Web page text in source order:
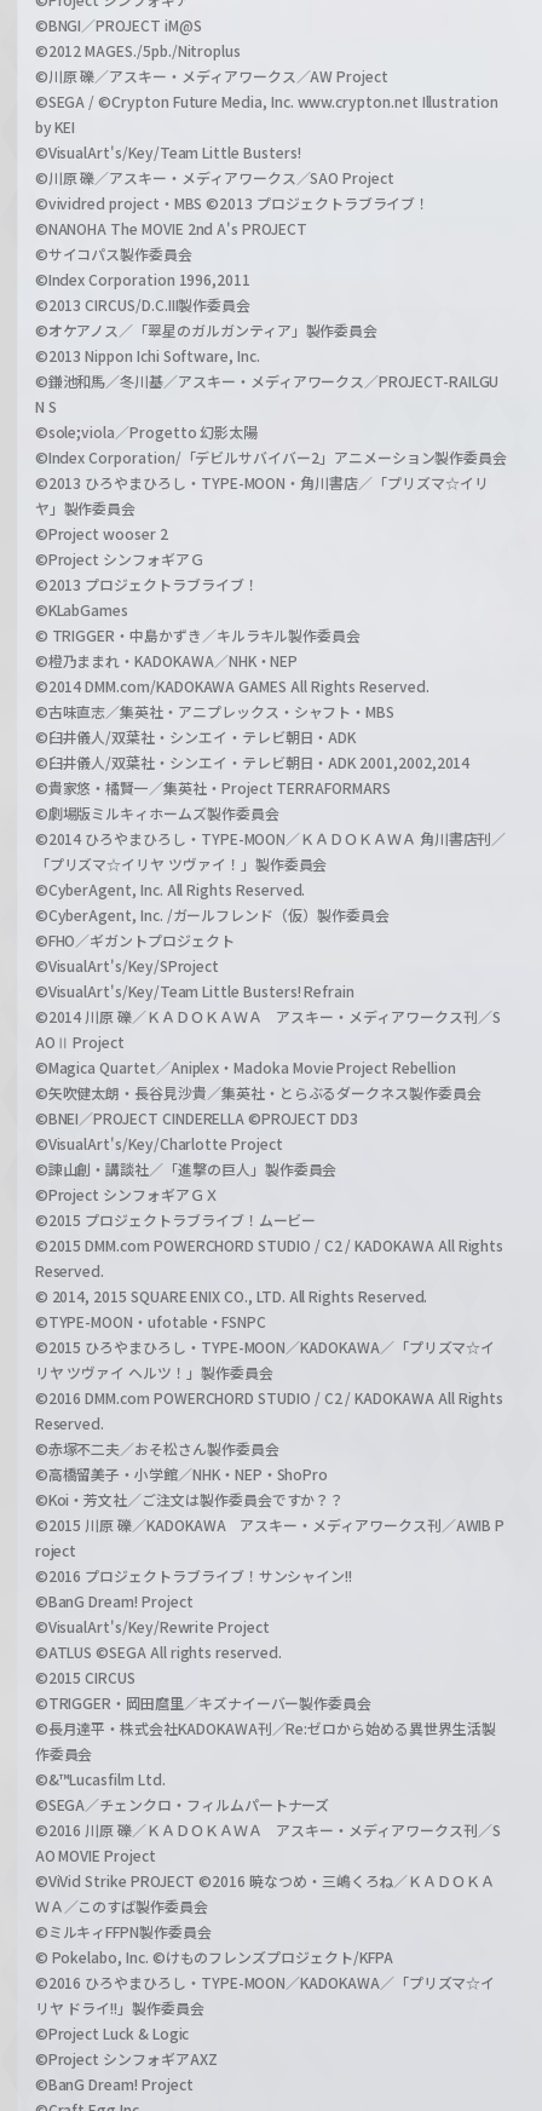
©BNGI／PROJECT iM@S
©2012 MAGES./5pb./Nitroplus
©川原 礫／アスキー・メディアワークス／AW Project
©SEGA / ©Crypton Future Media, Inc. www.crypton.net Illustration
by KEI
©VisualArt's/Key/Team Little Busters!
©川原 礫／アスキー・メディアワークス／SAO Project
©vividred project・MBS ©2013 プロジェクトラブライブ！
©NANOHA The MOVIE 2nd A's PROJECT
©サイコパス製作委員会
©Index Corporation 1996,2011
©2013 CIRCUS/D.C.III製作委員会
©オケアノス／「翠星のガルガンティア」製作委員会
©2013 Nippon Ichi Software, Inc.
©鎌池和馬／冬川基／アスキー・メディアワークス／PROJECT-RAILGU
N S
©sole;viola／Progetto 幻影太陽
©Index Corporation/「デビルサバイバー2」アニメーション製作委員会
©2013 ひろやまひろし・TYPE-MOON・角川書店／「プリズマ☆イリ
ヤ」製作委員会
©Project wooser 2
©Project シンフォギアＧ
©2013 プロジェクトラブライブ！
©KLabGames
© TRIGGER・中島かずき／キルラキル製作委員会
©橙乃ままれ・KADOKAWA／NHK・NEP
©2014 DMM.com/KADOKAWA GAMES All Rights Reserved.
©古味直志／集英社・アニプレックス・シャフト・MBS
©臼井儀人/双葉社・シンエイ・テレビ朝日・ADK
©臼井儀人/双葉社・シンエイ・テレビ朝日・ADK 2001,2002,2014
©貴家悠・橘賢一／集英社・Project TERRAFORMARS
©劇場版ミルキィホームズ製作委員会
©2014 ひろやまひろし・TYPE-MOON／ＫＡＤＯＫＡＷＡ 角川書店刊／
「プリズマ☆イリヤ ツヴァイ！」製作委員会
©CyberAgent, Inc. All Rights Reserved.
©CyberAgent, Inc. /ガールフレンド（仮）製作委員会
©FHO／ギガントプロジェクト
©VisualArt's/Key/SProject
©VisualArt's/Key/Team Little Busters! Refrain
©2014 川原 礫／ＫＡＤＯＫＡＷＡ アスキー・メディアワークス刊／S
AOⅡ Project
©Magica Quartet／Aniplex・Madoka Movie Project Rebellion
©矢吹健太朗・長谷見沙貴／集英社・とらぶるダークネス製作委員会
©BNEI／PROJECT CINDERELLA ©PROJECT DD3
©VisualArt's/Key/Charlotte Project
©諫山創・講談社／「進撃の巨人」製作委員会
©Project シンフォギアＧＸ
©2015 プロジェクトラブライブ！ムービー
©2015 DMM.com POWERCHORD STUDIO / C2 / KADOKAWA All Rights
Reserved.
© 2014, 2015 SQUARE ENIX CO., LTD. All Rights Reserved.
©TYPE-MOON・ufotable・FSNPC
©2015 ひろやまひろし・TYPE-MOON／KADOKAWA／「プリズマ☆イ
リヤ ツヴァイ ヘルツ！」製作委員会
©2016 DMM.com POWERCHORD STUDIO / C2 / KADOKAWA All Rights
Reserved.
©赤塚不二夫／おそ松さん製作委員会
©高橋留美子・小学館／NHK・NEP・ShoPro
©Koi・芳文社／ご注文は製作委員会ですか？？
©2015 川原 礫／KADOKAWA アスキー・メディアワークス刊／AWIB P
roject
©2016 プロジェクトラブライブ！サンシャイン!!
©BanG Dream! Project
©VisualArt's/Key/Rewrite Project
©ATLUS ©SEGA All rights reserved.
©2015 CIRCUS
©TRIGGER・岡田麿里／キズナイーバー製作委員会
©長月達平・株式会社KADOKAWA刊／Re:ゼロから始める異世界生活製
作委員会
©&™Lucasfilm Ltd.
©SEGA／チェンクロ・フィルムパートナーズ
©2016 川原 礫／ＫＡＤＯＫＡＷＡ アスキー・メディアワークス刊／S
AO MOVIE Project
©ViVid Strike PROJECT ©2016 暁なつめ・三嶋くろね／ＫＡＤＯＫＡ
ＷＡ／このすば製作委員会
©ミルキィFFPN製作委員会
© Pokelabo, Inc. ©けものフレンズプロジェクト/KFPA
©2016 ひろやまひろし・TYPE-MOON／KADOKAWA／「プリズマ☆イ
リヤ ドライ!!」製作委員会
©Project Luck & Logic
©Project シンフォギアAXZ
©BanG Dream! Project